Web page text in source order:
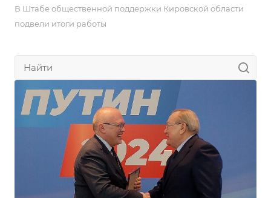
В Штабе общественной поддержки Кировской области
подвели итоги работы